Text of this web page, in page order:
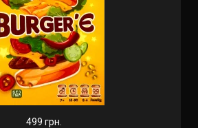
499 грн.